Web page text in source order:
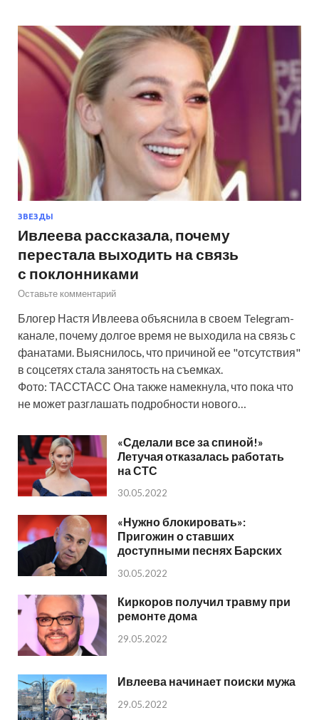
ЗВЕЗДЫ
Ивлеева рассказала, почему
перестала выходить на связь
с поклонниками
Оставьте комментарий
Блогер Настя Ивлеева объяснила в своем Telegram-
канале, почему долгое время не выходила на связь с
фанатами. Выяснилось, что причиной ее "отсутствия"
в соцсетях стала занятость на съемках.
Фото: ТАССТАСС Она также намекнула, что пока что
не может разглашать подробности нового…
«Сделали все за спиной!»
Летучая отказалась работать
на СТС
30.05.2022
«Нужно блокировать»:
Пригожин о ставших
доступными песнях Барских
30.05.2022
Киркоров получил травму при
ремонте дома
29.05.2022
Ивлеева начинает поиски мужа
29.05.2022